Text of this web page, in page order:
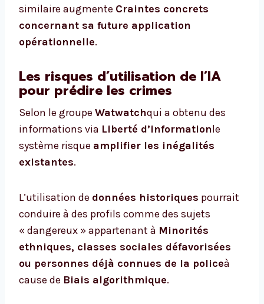
similaire augmente Craintes concrets
concernant sa future application
opérationnelle.
Les risques d’utilisation de l’IA
pour prédire les crimes
Selon le groupe Watwatchqui a obtenu des
informations via Liberté d’informationle
système risque amplifier les inégalités
existantes.
L’utilisation de données historiques pourrait
conduire à des profils comme des sujets
« dangereux » appartenant à Minorités
ethniques, classes sociales défavorisées
ou personnes déjà connues de la policeà
cause de Biais algorithmique.